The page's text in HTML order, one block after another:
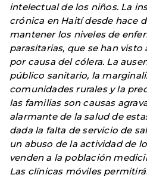
intelectual de los niños. La
crónica en Haití desde hace
mantener los niveles de
parasitarias, que se han visto
por causa del cólera. La
público sanitario, la
comunidades rurales y la
las familias son causas
alarmante de la salud de
dada la falta de servicio de
un abuso de la actividad de
venden a la población
Las clínicas móviles